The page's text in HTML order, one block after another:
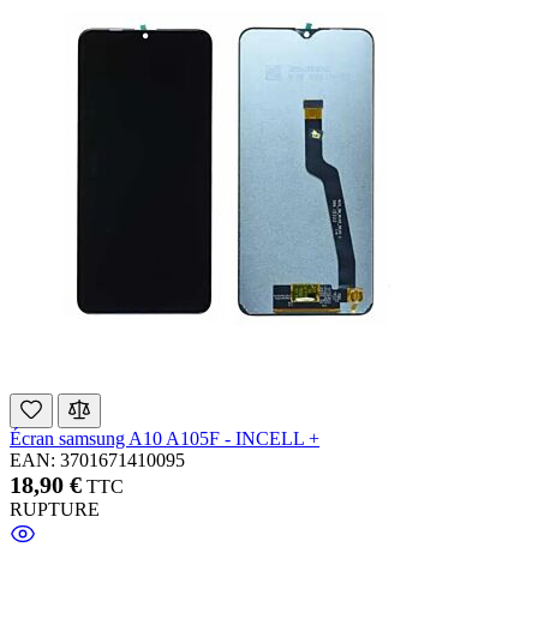
Écran samsung A10 A105F - INCELL +
EAN: 3701671410095
18,90 € TTC
RUPTURE